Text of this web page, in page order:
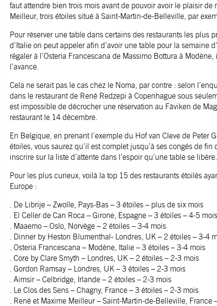
faut attendre bien trois mois avant de pouvoir avoir le plaisir de
Meilleur, trois étoiles situé à Saint-Martin-de-Belleville, par
Pour réserver une table dans certains des restaurants les plus
d’Italie on peut appeler afin d’avoir une table pour la semaine
régaler à l’Osteria Francescana de Massimo Bottura à
l’avance.
Cela ne serait pas le cas chez le Noma, par contre : selon
dans le restaurant de René Redzepi à Copenhague sous
est impossible de décrocher une réservation au Fäviken de
restaurant le 14 décembre.
En Belgique, en prenant l’exemple du Hof van Cleve de Peter
étoiles, vous saurez qu’il est complet jusqu’à ses congés de
inscrire sur la liste d’attente dans l’espoir qu’une table se libère.
Pour les plus curieux, voilà la top 15 des restaurants étoilés
Europe :
. De Librije – Zwolle, Pays-Bas – 3 étoiles – plus de six mois
. El Celler de Can Roca – Girone, Espagne – 3 étoiles – 4-5 mois
. Maaemo – Oslo, Norvège – 2 étoiles – 3-4 mois
. Dinner by Heston Blumenthal- Londres, UK – 2 étoiles – 3-4
. Osteria Francescana – Modène, Italie – 3 étoiles – 3-4 mois
. Core by Clare Smyth – Londres, UK – 2 étoiles – 2-3 mois
. Gordon Ramsay – Londres, UK – 3 étoiles – 2-3 mois
. Aimsir – Celbridge, Irlande – 2 étoiles – 2-3 mois
. Le Clos des Sens – Chagny, France – 3 étoiles – 2-3 mois
. René et Maxime Meilleur – Saint-Martin-de-Belleville, France